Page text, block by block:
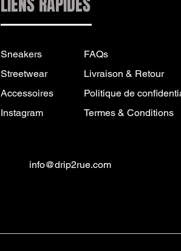
Sneakers
Streetwear
Accessoires
Instagram
FAQs
Livraison & Retour
Politique de
Termes & Conditions
info@drip2rue.com